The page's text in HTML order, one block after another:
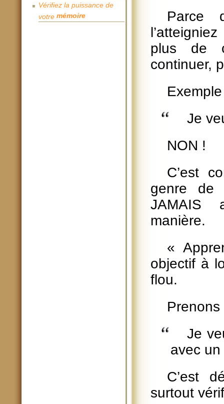
Vérifiez la puissance de
votre mémoire
Parce
plus de
continuer,
Je
NON !
C’est
genre de
JAMAIS
manière.
«
objectif à
flou.
Je
avec
C’est
surtout